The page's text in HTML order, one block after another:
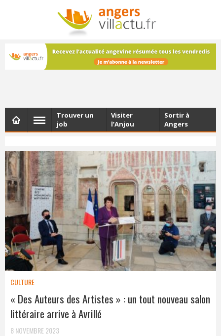
NEWSLETTER
Les dernières actualités d'Angers, chaque vendredi dans
votre boîte e-mail
Trouver un
job
Visiter
l’Anjou
Sortir à
Angers
CULTURE
« Des Auteurs des Artistes » : un tout nouveau salon
littéraire arrive à Avrillé
8 NOVEMBRE 2023